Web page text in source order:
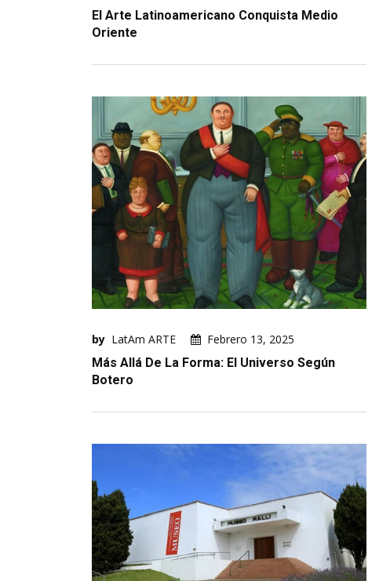
El Arte Latinoamericano Conquista Medio
Oriente
by LatAm ARTE
Febrero 13, 2025
Más Allá De La Forma: El Universo Según
Botero